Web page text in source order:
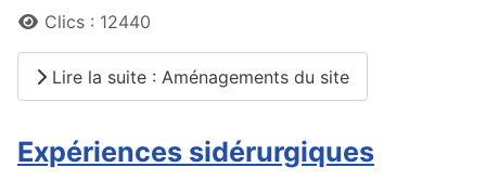
Clics : 12440
Lire la suite : Aménagements du site
Expériences sidérurgiques